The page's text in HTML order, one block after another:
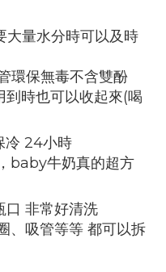
大量水分時可以及時
環保無毒不含雙酚
時也可以收起來(喝
冷 24小時
baby牛奶真的超方
口 非常好清洗
、吸管等等 都可以拆